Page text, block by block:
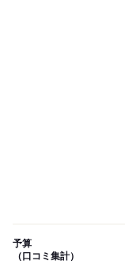
予算
（口コミ集計）